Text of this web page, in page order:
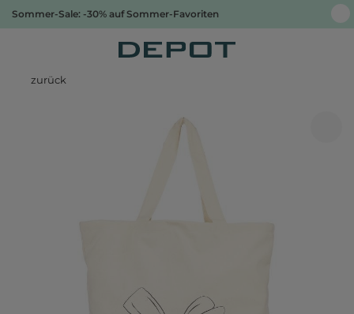
Sommer-Sale: -30% auf Sommer-Favoriten
zurück